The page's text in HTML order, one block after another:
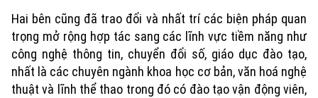
Hai bên cũng đã trao đổi và nhất trí các biện pháp quan
trọng mở rộng hợp tác sang các lĩnh vực tiềm năng như
công nghệ thông tin, chuyển đổi số, giáo dục đào tạo,
nhất là các chuyên ngành khoa học cơ bản, văn hoá nghệ
thuật và lĩnh thể thao trong đó có đào tạo vận động viên,